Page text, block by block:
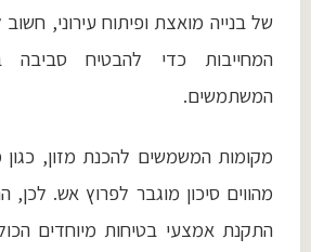
של בנייה מואצת ופיתוח עירוני,
המחייבות כדי להבטיח
המשתמשים.
מקומות המשמשים להכנת מזון,
מהווים סיכון מוגבר לפרוץ אש.
התקנת אמצעי בטיחות מיוחדים